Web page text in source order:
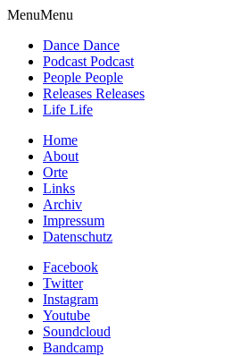
MenuMenu
Dance Dance
Podcast Podcast
People People
Releases Releases
Life Life
Home
About
Orte
Links
Archiv
Impressum
Datenschutz
Facebook
Twitter
Instagram
Youtube
Soundcloud
Bandcamp